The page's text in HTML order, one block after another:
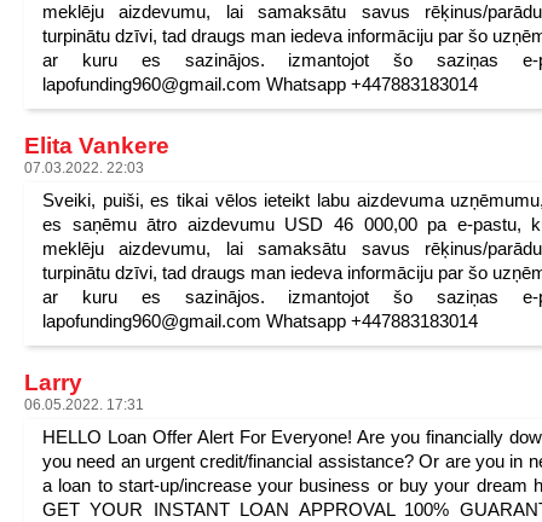
meklēju aizdevumu, lai samaksātu savus rēķinus/
turpinātu dzīvi, tad draugs man iedeva informāciju par šo
ar kuru es sazinājos. izmantojot šo saziņas e-
lapofunding960@gmail.com Whatsapp +447883183014
Elita Vankere
07.03.2022. 22:03
Sveiki, puiši, es tikai vēlos ieteikt labu aizdevuma
es saņēmu ātro aizdevumu USD 46 000,00 pa e-pastu,
meklēju aizdevumu, lai samaksātu savus rēķinus/
turpinātu dzīvi, tad draugs man iedeva informāciju par šo
ar kuru es sazinājos. izmantojot šo saziņas e-
lapofunding960@gmail.com Whatsapp +447883183014
Larry
06.05.2022. 17:31
HELLO Loan Offer Alert For Everyone! Are you financially
you need an urgent credit/financial assistance? Or are you in
a loan to start-up/increase your business or buy your dream
GET YOUR INSTANT LOAN APPROVAL 100%